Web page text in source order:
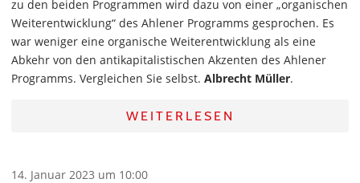
zu den beiden Programmen wird dazu von einer „organischen
Weiterentwicklung“ des Ahlener Programms gesprochen. Es
war weniger eine organische Weiterentwicklung als eine
Abkehr von den antikapitalistischen Akzenten des Ahlener
Programms. Vergleichen Sie selbst. Albrecht Müller.
WEITERLESEN
14. Januar 2023 um 10:00